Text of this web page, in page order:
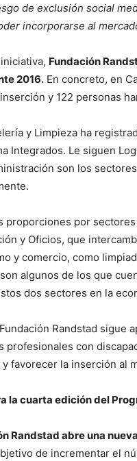
de exclusión social
incorporarse al
Fundación
2016. En concreto, en
y 122 personas
y Limpieza ha
Integrados. Le siguen
son los
proporciones por
y Oficios, que
y comercio, como
algunos de los que
dos sectores en la
Randstad sigue
profesionales con
favorecer la inserción al
la cuarta edición del
Randstad abre una
de incrementar el